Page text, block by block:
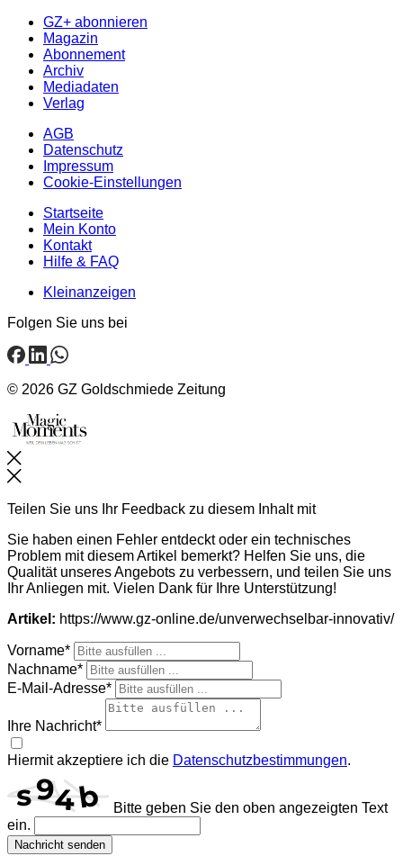
GZ+ abonnieren
Magazin
Abonnement
Archiv
Mediadaten
Verlag
AGB
Datenschutz
Impressum
Cookie-Einstellungen
Startseite
Mein Konto
Kontakt
Hilfe & FAQ
Kleinanzeigen
Folgen Sie uns bei
© 2026 GZ Goldschmiede Zeitung
Schließen
Teilen Sie uns Ihr Feedback zu diesem Inhalt mit
Sie haben einen Fehler entdeckt oder ein technisches
Problem mit diesem Artikel bemerkt? Helfen Sie uns, die
Qualität unseres Angebots zu verbessern, und teilen Sie uns
Ihr Anliegen mit. Vielen Dank für Ihre Unterstützung!
Artikel: https://www.gz-online.de/unverwechselbar-innovativ/
Vorname*
Nachname*
E-Mail-Adresse*
Ihre Nachricht*
Hiermit akzeptiere ich die Datenschutzbestimmungen.
Bitte geben Sie den oben angezeigten Text
ein.
Nachricht senden